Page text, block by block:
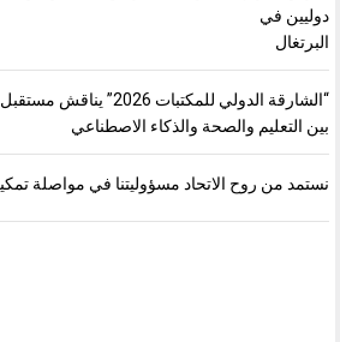
دوليين في
البرتغال
“الشارقة الدولي للمكتبات
بين التعليم والصحة والذكاء الاصطناعي
نستمد من روح الاتحاد مسؤوليتنا في مواصلة